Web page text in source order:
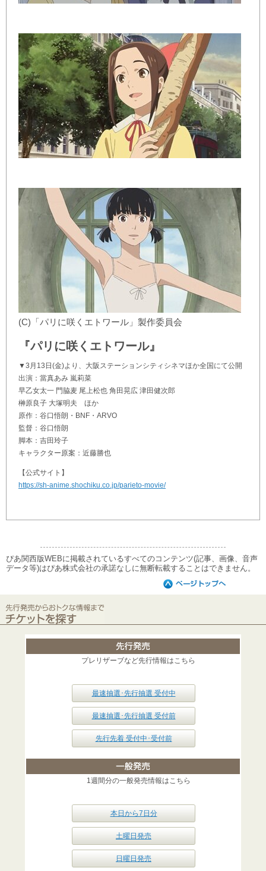
(C)「パリに咲くエトワール」製作委員会
『パリに咲くエトワール』
▼3月13日(金)より、大阪ステーションシティシネマほか全国にて公開
出演：當真あみ 嵐莉菜
早乙女太一 門脇麦 尾上松也 角田晃広 津田健次郎
榊原良子 大塚明夫 ほか
原作：谷口悟朗・BNF・ARVO
監督：谷口悟朗
脚本：吉田玲子
キャラクター原案：近藤勝也
【公式サイト】
https://sh-anime.shochiku.co.jp/parieto-movie/
ぴあ関西版WEBに掲載されているすべてのコンテンツ(記事、画像、音声
データ等)はぴあ株式会社の承諾なしに無断転載することはできません。
プレリザーブなど先行情報はこちら
最速抽選･先行抽選 受付中
最速抽選･先行抽選 受付前
先行先着 受付中･受付前
1週間分の一般発売情報はこちら
本日から7日分
土曜日発売
日曜日発売